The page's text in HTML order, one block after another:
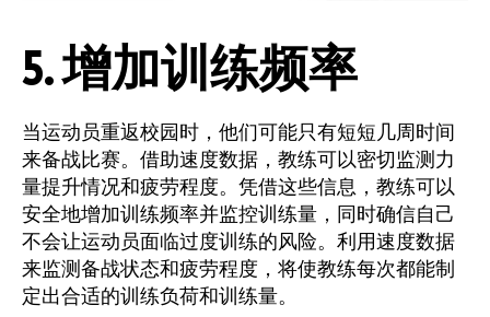
5. 增加训练频率
当运动员重返校园时，他们可能只有短短几周时间
来备战比赛。借助速度数据，教练可以密切监测力
量提升情况和疲劳程度。凭借这些信息，教练可以
安全地增加训练频率并监控训练量，同时确信自己
不会让运动员面临过度训练的风险。利用速度数据
来监测备战状态和疲劳程度，将使教练每次都能制
定出合适的训练负荷和训练量。